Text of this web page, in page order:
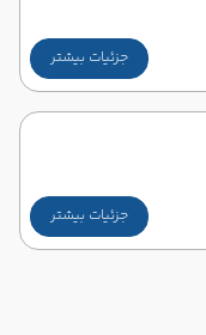
جزئیات بیشتر
جزئیات بیشتر